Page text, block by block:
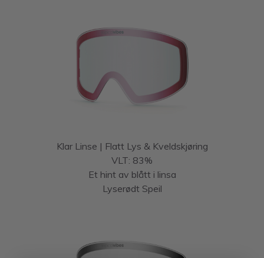
Klar Linse | Flatt Lys & Kveldskjøring
VLT: 83%
Et hint av blått i linsa
Lyserødt Speil